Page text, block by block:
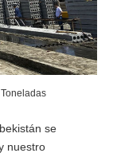
se
nuestro